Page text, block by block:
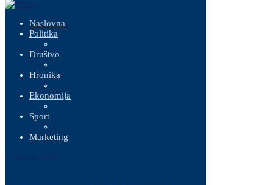
Naslovna
Politika
Društvo
Hronika
Ekonomija
Sport
Marketing